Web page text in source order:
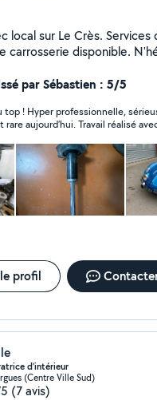
local sur Le Crès. Services
carrosserie disponible.
par Sébastien : 5/5
top ! Hyper professionnelle,
aujourd’hui. Travail réalisé
et vraiment arrangeants,
On sent quelqu’un de
de bien faire. Je recommande
nouveau appel à lui sans hésiter.
!
profil
d’intérieur
(Centre Ville Sud)
(7 avis)